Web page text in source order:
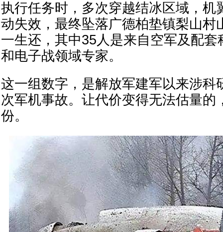
执行任务时，多次穿越结冰区域，机
动失效，最终坠落广德柏垫镇梨山村
一生还，其中35人是来自空军及配套
和电子战领域专家。
这一组数字，是解放军建军以来涉科
次军机事故。让代价变得无法估量的
份。